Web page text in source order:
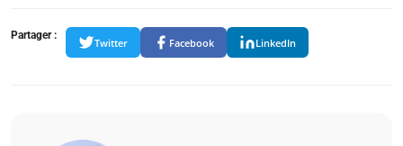
Partager :
Twitter Facebook LinkedIn